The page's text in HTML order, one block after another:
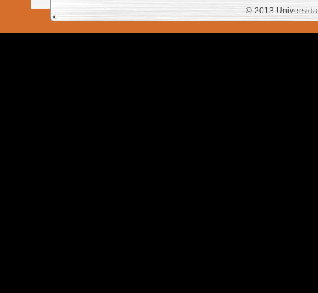
© 2013